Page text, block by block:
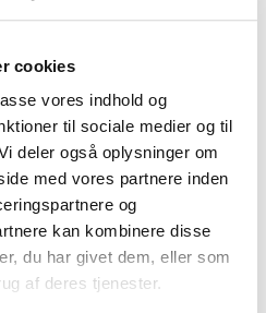
cookies
vores indhold og
til sociale medier og til
deler også oplysninger om
med vores partnere inden
og
kan kombinere disse
du har givet dem, eller som
af deres tjenester.
På messen
På messen
Rounds 35%